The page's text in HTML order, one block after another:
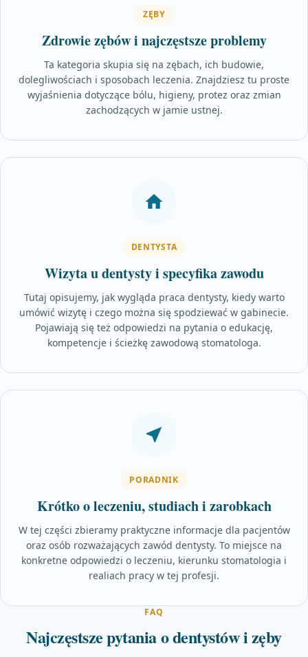
ZĘBY
Zdrowie zębów i najczęstsze problemy
Ta kategoria skupia się na zębach, ich budowie,
dolegliwościach i sposobach leczenia. Znajdziesz tu proste
wyjaśnienia dotyczące bólu, higieny, protez oraz zmian
zachodzących w jamie ustnej.
DENTYSTA
Wizyta u dentysty i specyfika zawodu
Tutaj opisujemy, jak wygląda praca dentysty, kiedy warto
umówić wizytę i czego można się spodziewać w gabinecie.
Pojawiają się też odpowiedzi na pytania o edukację,
kompetencje i ścieżkę zawodową stomatologa.
PORADNIK
Krótko o leczeniu, studiach i zarobkach
W tej części zbieramy praktyczne informacje dla pacjentów
oraz osób rozważających zawód dentysty. To miejsce na
konkretne odpowiedzi o leczeniu, kierunku stomatologia i
realiach pracy w tej profesji.
FAQ
Najczęstsze pytania o dentystów i zęby